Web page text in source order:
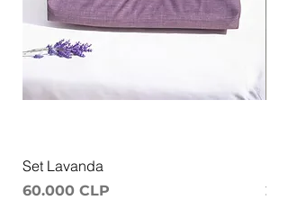
Set Lavanda
Precio
60.000 CLP